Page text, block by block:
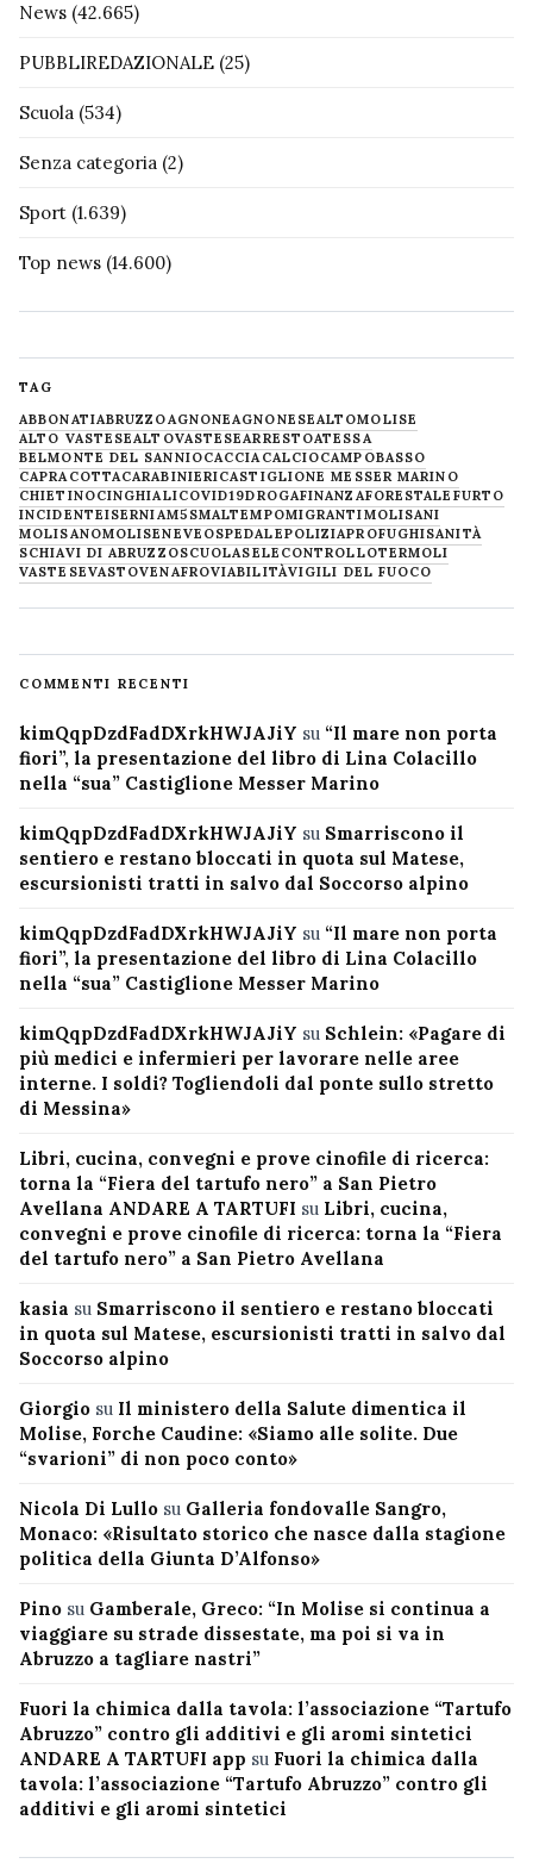
News (42.665)
PUBBLIREDAZIONALE (25)
Scuola (534)
Senza categoria (2)
Sport (1.639)
Top news (14.600)
TAG
ABBONATIABRUZZOAGNONEAGNONESEALTOMOLISE
ALTO VASTESEALTOVASTESEARRESTOATESSA
BELMONTE DEL SANNIOCACCIACALCIOCAMPOBASSO
CAPRACOTTACARABINIERICASTIGLIONE MESSER MARINO
CHIETINOCINGHIALICOVID19DROGAFINANZAFORESTALE FURTO
INCIDENTEISERNIAM5SMALTEMPOMIGRANTIMOLISANI
MOLISANOMOLISENEVE OSPEDALEPOLIZIAPROFUGHISANITÀ
SCHIAVI DI ABRUZZOSCUOLASELECONTROLLOTERMOLI
VASTESEVASTOVENAFROVIABILITÀVIGILI DEL FUOCO
COMMENTI RECENTI
kimQqpDzdFadDXrkHWJAJiY su “Il mare non porta
fiori”, la presentazione del libro di Lina Colacillo
nella “sua” Castiglione Messer Marino
kimQqpDzdFadDXrkHWJAJiY su Smarriscono il
sentiero e restano bloccati in quota sul Matese,
escursionisti tratti in salvo dal Soccorso alpino
kimQqpDzdFadDXrkHWJAJiY su “Il mare non porta
fiori”, la presentazione del libro di Lina Colacillo
nella “sua” Castiglione Messer Marino
kimQqpDzdFadDXrkHWJAJiY su Schlein: «Pagare di
più medici e infermieri per lavorare nelle aree
interne. I soldi? Togliendoli dal ponte sullo stretto
di Messina»
Libri, cucina, convegni e prove cinofile di ricerca:
torna la “Fiera del tartufo nero” a San Pietro
Avellana ANDARE A TARTUFI su Libri, cucina,
convegni e prove cinofile di ricerca: torna la “Fiera
del tartufo nero” a San Pietro Avellana
kasia su Smarriscono il sentiero e restano bloccati
in quota sul Matese, escursionisti tratti in salvo dal
Soccorso alpino
Giorgio su Il ministero della Salute dimentica il
Molise, Forche Caudine: «Siamo alle solite. Due
“svarioni” di non poco conto»
Nicola Di Lullo su Galleria fondovalle Sangro,
Monaco: «Risultato storico che nasce dalla stagione
politica della Giunta D’Alfonso»
Pino su Gamberale, Greco: “In Molise si continua a
viaggiare su strade dissestate, ma poi si va in
Abruzzo a tagliare nastri”
Fuori la chimica dalla tavola: l’associazione “Tartufo
Abruzzo” contro gli additivi e gli aromi sintetici
ANDARE A TARTUFI app su Fuori la chimica dalla
tavola: l’associazione “Tartufo Abruzzo” contro gli
additivi e gli aromi sintetici